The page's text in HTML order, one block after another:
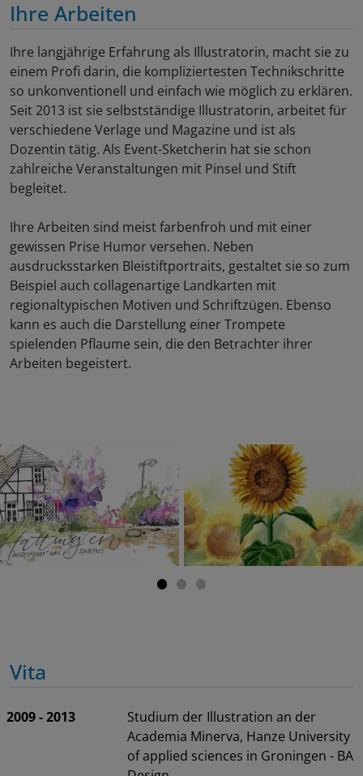
Ihre Arbeiten
Ihre langjährige Erfahrung als Illustratorin, macht sie zu
einem Profi darin, die kompliziertesten Technikschritte
so unkonventionell und einfach wie möglich zu erklären.
Seit 2013 ist sie selbstständige Illustratorin, arbeitet für
verschiedene Verlage und Magazine und ist als
Dozentin tätig. Als Event-Sketcherin hat sie schon
zahlreiche Veranstaltungen mit Pinsel und Stift
begleitet.
Ihre Arbeiten sind meist farbenfroh und mit einer
gewissen Prise Humor versehen. Neben
ausdrucksstarken Bleistiftportraits, gestaltet sie so zum
Beispiel auch collagenartige Landkarten mit
regionaltypischen Motiven und Schriftzügen. Ebenso
kann es auch die Darstellung einer Trompete
spielenden Pflaume sein, die den Betrachter ihrer
Arbeiten begeistert.
Vita
2009 - 2013
Studium der Illustration an der
Academia Minerva, Hanze University
of applied sciences in Groningen - BA